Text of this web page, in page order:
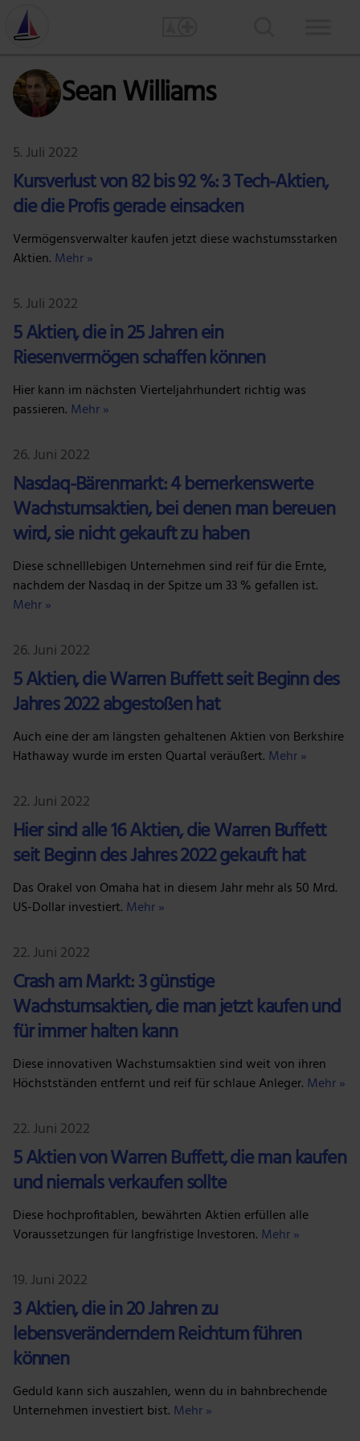
Sean Williams
5. Juli 2022
Kursverlust von 82 bis 92 %: 3 Tech-Aktien,
die die Profis gerade einsacken
Vermögensverwalter kaufen jetzt diese wachstumsstarken
Aktien. Mehr »
5. Juli 2022
5 Aktien, die in 25 Jahren ein
Riesenvermögen schaffen können
Hier kann im nächsten Vierteljahrhundert richtig was
passieren. Mehr »
26. Juni 2022
Nasdaq-Bärenmarkt: 4 bemerkenswerte
Wachstumsaktien, bei denen man bereuen
wird, sie nicht gekauft zu haben
Diese schnelllebigen Unternehmen sind reif für die Ernte,
nachdem der Nasdaq in der Spitze um 33 % gefallen ist.
Mehr »
26. Juni 2022
5 Aktien, die Warren Buffett seit Beginn des
Jahres 2022 abgestoßen hat
Auch eine der am längsten gehaltenen Aktien von Berkshire
Hathaway wurde im ersten Quartal veräußert. Mehr »
22. Juni 2022
Hier sind alle 16 Aktien, die Warren Buffett
seit Beginn des Jahres 2022 gekauft hat
Das Orakel von Omaha hat in diesem Jahr mehr als 50 Mrd.
US-Dollar investiert. Mehr »
22. Juni 2022
Crash am Markt: 3 günstige
Wachstumsaktien, die man jetzt kaufen und
für immer halten kann
Diese innovativen Wachstumsaktien sind weit von ihren
Höchstständen entfernt und reif für schlaue Anleger. Mehr »
22. Juni 2022
5 Aktien von Warren Buffett, die man kaufen
und niemals verkaufen sollte
Diese hochprofitablen, bewährten Aktien erfüllen alle
Voraussetzungen für langfristige Investoren. Mehr »
19. Juni 2022
3 Aktien, die in 20 Jahren zu
lebensveränderndem Reichtum führen
können
Geduld kann sich auszahlen, wenn du in bahnbrechende
Unternehmen investiert bist. Mehr »